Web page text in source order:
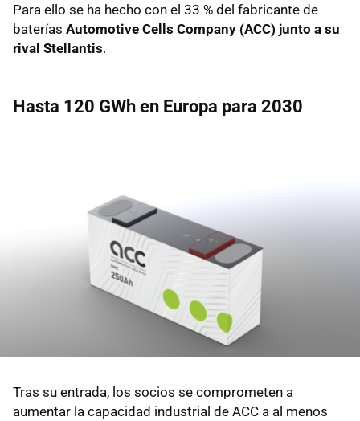
Para ello se ha hecho con el 33 % del fabricante de
baterías Automotive Cells Company (ACC) junto a su
rival Stellantis.
Hasta 120 GWh en Europa para 2030
Tras su entrada, los socios se comprometen a
aumentar la capacidad industrial de ACC a al menos